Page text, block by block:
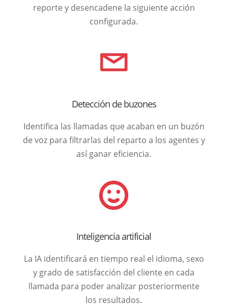
reporte y desencadene la siguiente acción
configurada.
Detección de buzones
Identifica las llamadas que acaban en un buzón
de voz para filtrarlas del reparto a los agentes y
así ganar eficiencia.
Inteligencia artificial
La IA identificará en tiempo real el idioma, sexo
y grado de satisfacción del cliente en cada
llamada para poder analizar posteriormente
los resultados.